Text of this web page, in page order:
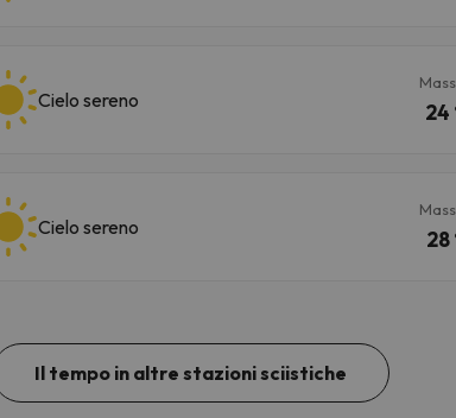
Cielo sereno
24
Cielo sereno
28
Il tempo in altre stazioni sciistiche